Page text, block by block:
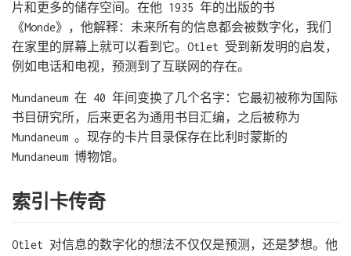
片和更多的储存空间。在他 1935 年的出版的书
《Monde》，他解释：未来所有的信息都会被数字化，我们
在家里的屏幕上就可以看到它。Otlet 受到新发明的启发，
例如电话和电视，预测到了互联网的存在。
Mundaneum 在 40 年间变换了几个名字：它最初被称为国际
书目研究所，后来更名为通用书目汇编，之后被称为
Mundaneum 。现存的卡片目录保存在比利时蒙斯的
Mundaneum 博物馆。
索引卡传奇
Otlet 对信息的数字化的想法不仅仅是预测，还是梦想。他